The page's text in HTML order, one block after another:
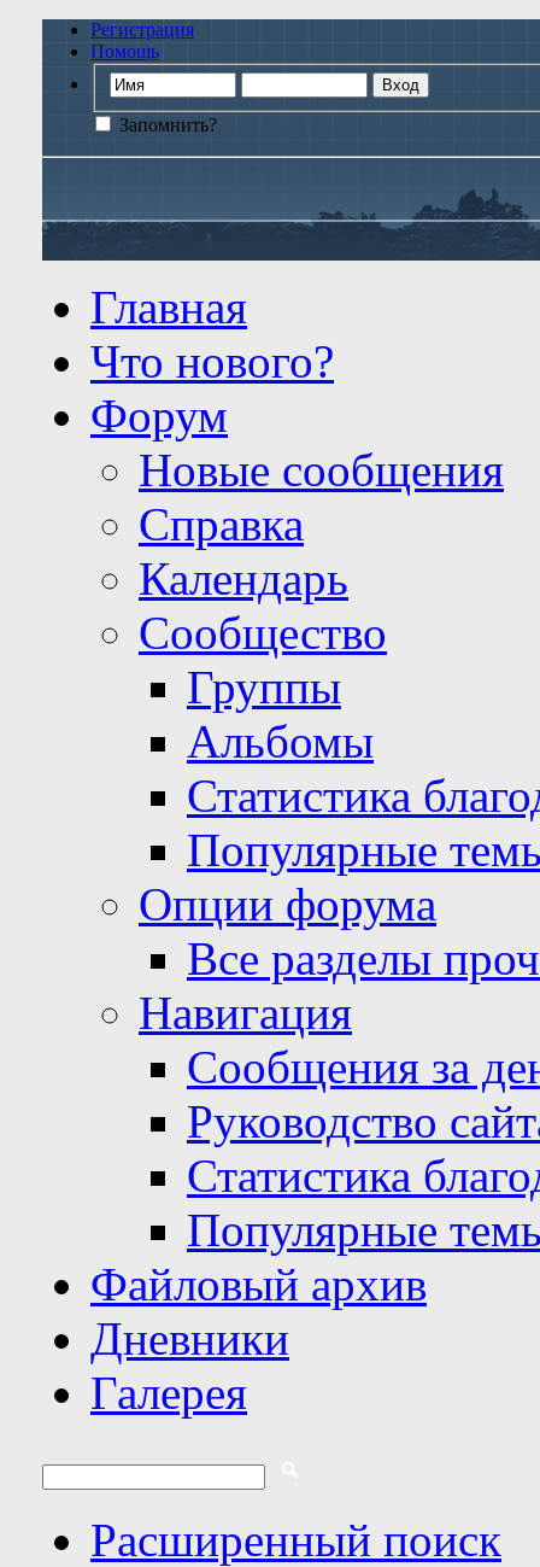
Регистрация
Помощь
Запомнить?
Главная
Что нового?
Форум
Новые сообщения
Справка
Календарь
Сообщество
Группы
Альбомы
Статистика
Популярные
Опции форума
Все разделы
Навигация
Сообщения за
Руководство
Статистика
Популярные
Файловый архив
Дневники
Галерея
Расширенный поиск